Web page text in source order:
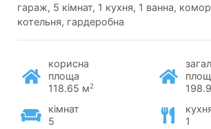
гараж, 5 кімнат, 1 кухня, 1 ванна,
котельня, гардеробна
корисна
площа
118.65 м2
кімнат
5
1